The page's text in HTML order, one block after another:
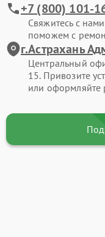
+7 (800) 101-
Свяжитесь с
поможем с
г.Астрахань
Центральный
15. Привозите
или оформляйте